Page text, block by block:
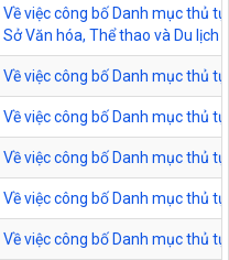
Về việc công bố Danh mục thủ
Sở Văn hóa, Thể thao và Du lịch
Về việc công bố Danh mục thủ
Về việc công bố Danh mục thủ
Về việc công bố Danh mục thủ
Về việc công bố Danh mục thủ
Về việc công bố Danh mục thủ